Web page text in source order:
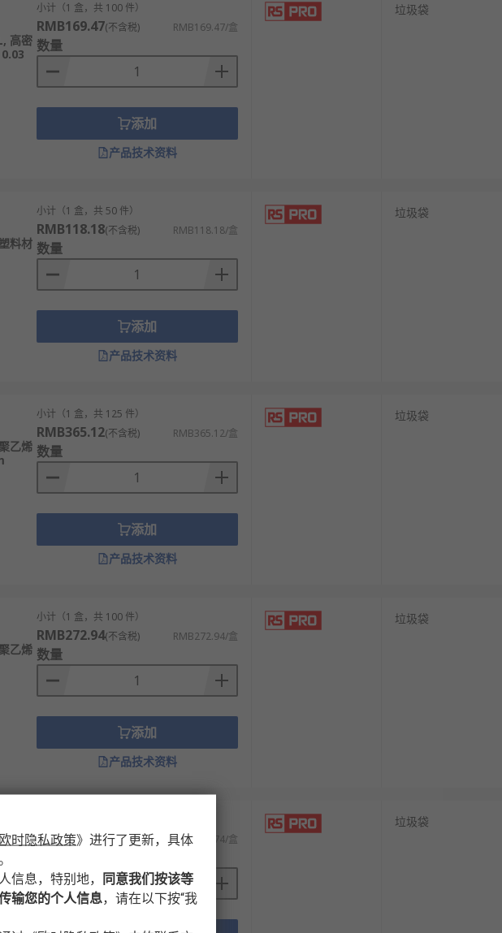
的产品供您挑选，从而满足不同的应用场景需求。
高密
小计（1 盒，共 100 件）
RMB169.47(不含税) RMB169.47/盒
数量
添加
产品技术资料
垃圾袋
料材
小计（1 盒，共 50 件）
RMB118.18(不含税) RMB118.18/盒
数量
添加
产品技术资料
垃圾袋
乙烯
小计（1 盒，共 125 件）
RMB365.12(不含税) RMB365.12/盒
数量
添加
产品技术资料
垃圾袋
乙烯
小计（1 盒，共 100 件）
RMB272.94(不含税) RMB272.94/盒
数量
添加
产品技术资料
垃圾袋
乙烯
RMB265.74(不含税) RMB265.74/盒
垃圾袋
欧时隐私政策》 进行了更新，具体
信息，特别地，
同意我们按该等
输您的个人信息，请在以下按“我